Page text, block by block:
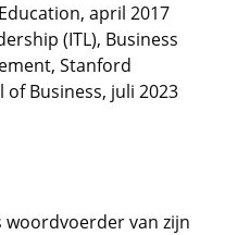
april 2017
(ITL), Business
Stanford
Business, juli 2023
woordvoerder van zijn